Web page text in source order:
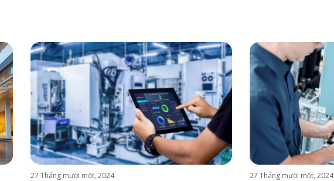
27 Tháng mười một, 2024 27 Tháng mười một, 2024